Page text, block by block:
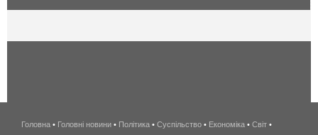
беспроводной
Головна • Головні новини • Політика • Суспільство • Економіка • Світ •